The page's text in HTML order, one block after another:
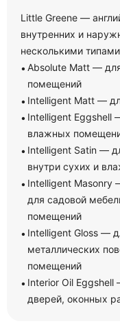
Little Greene —
внутренних и
несколькими
Absolute Matt —
помещений
Intelligent Matt —
Intelligent Eggshell
влажных
Intelligent Satin —
внутри сухих и
Intelligent Masonry
для садовой
помещений
Intelligent Gloss —
металлических
помещений
Interior Oil
дверей, оконных